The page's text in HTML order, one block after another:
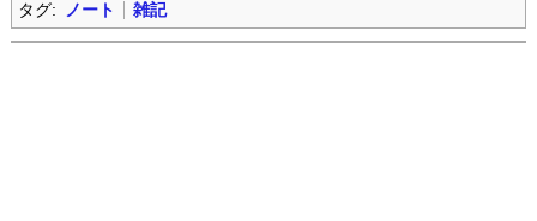
タグ: ノート 雑記